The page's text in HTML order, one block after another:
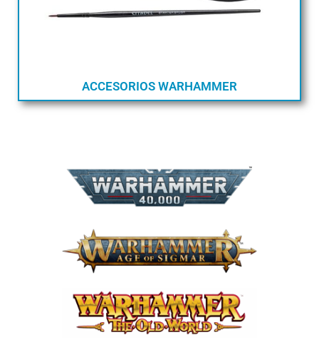
ACCESORIOS WARHAMMER